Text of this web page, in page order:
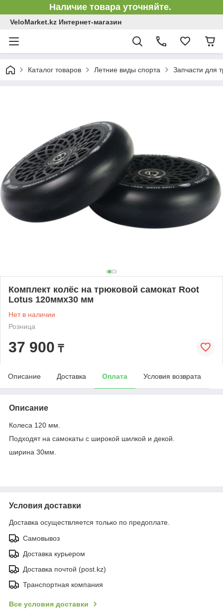
Наличие товара уточняйте.
VeloMarket.kz Интернет-магазин
Каталог товаров Летние виды спорта Запчасти для
Комплект колёс на трюковой самокат Root
Lotus 120ммx30 мм
Нет в наличии
Розница
37 900 ₸
Описание Доставка Оплата Условия возврата
Описание
Колеса 120 мм.
Подходят на самокаты с широкой шилкой и декой.
ширина 30мм.
Условия доставки
Доставка осуществляется только по предоплате.
Самовывоз
Доставка курьером
Доставка почтой (post.kz)
Транспортная компания
Все условия доставки